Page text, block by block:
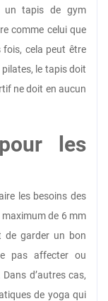
un tapis de gym
comme celui que
fois, cela peut être
le tapis doit
ne doit en aucun
les
les besoins des
de 6 mm
de garder un bon
pas affecter ou
d’autres cas,
de yoga qui